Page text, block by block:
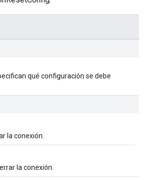
qué configuración se debe
la conexión.
la conexión.